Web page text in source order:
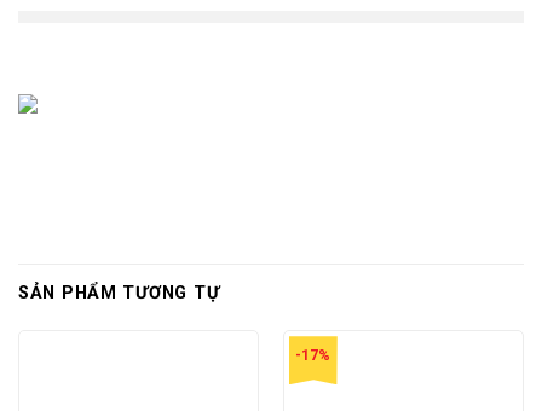
SẢN PHẨM TƯƠNG TỰ
-17%